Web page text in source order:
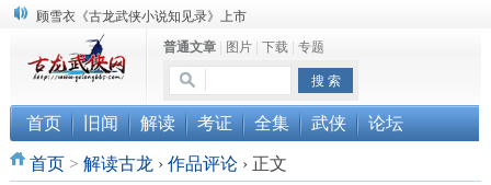
“武侠书库”查缺补漏活动圆满结束
《古龙小说原貌探究》修订版已上市
普通文章| 图片| 下载| 专题
首页 旧闻 解读 考证 全集 武侠 论坛
首页> 解读古龙 › 作品评论 ›正文